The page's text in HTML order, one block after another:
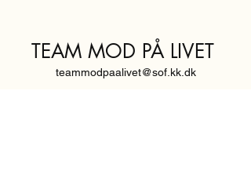
TEAM MOD PÅ LIVET
teammodpaalivet@sof.kk.dk